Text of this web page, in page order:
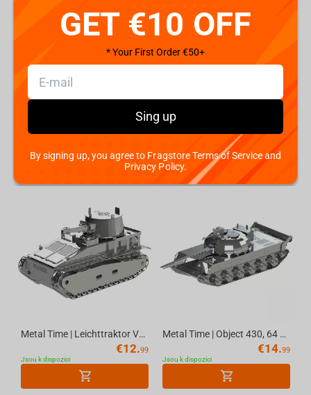
Metal Time | P 26/40, 43 parts | World of Tanks
Jsou k dispozici
14.99
Metal Time | Leichttraktor Vs.Kfz.31, 38 parts | World of Tanks
€12.99
Jsou k dispozici
Metal Time | Object 430, 64 parts | World of Tanks
€14.99
Jsou k dispozici
GET €10 OFF
* Your First Order €50+
Sing up
By signing up, you agree to Fragstore Terms of Service and
Privacy Policy.